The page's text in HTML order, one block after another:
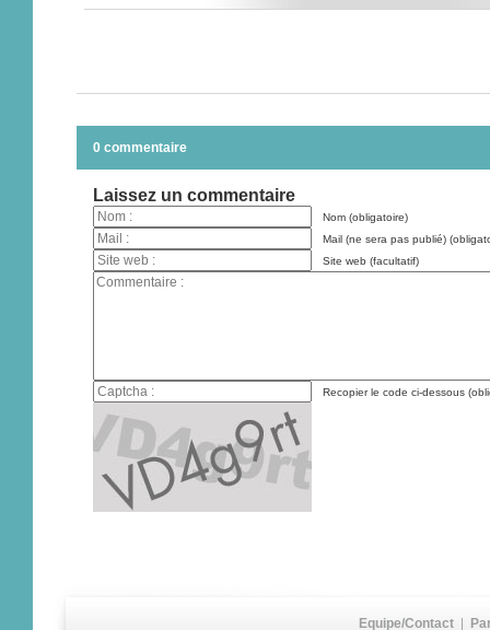
0 commentaire
Laissez un commentaire
Nom (obligatoire)
Mail (ne sera pas publié)
Site web (facultatif)
Recopier le code ci-dessous
Equipe/Contact